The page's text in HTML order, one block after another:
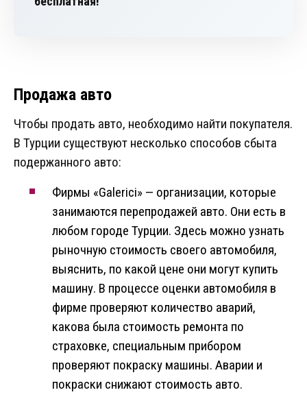
Продажа авто
Чтобы продать авто, необходимо найти покупателя.
В Турции существуют несколько способов сбыта
подержанного авто:
Фирмы «Galerici» — организации, которые
занимаются перепродажей авто. Они есть в
любом городе Турции. Здесь можно узнать
рыночную стоимость своего автомобиля,
выяснить, по какой цене они могут купить
машину. В процессе оценки автомобиля в
фирме проверяют количество аварий,
какова была стоимость ремонта по
страховке, специальным прибором
проверяют покраску машины. Аварии и
покраски снижают стоимость авто.